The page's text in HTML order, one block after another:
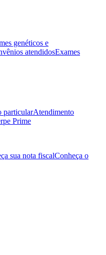
genéticos e
atendidosExames
particularAtendimento
Prime
sua nota fiscalConheça o